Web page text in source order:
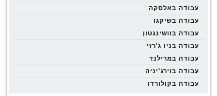
עבודה באלסקה
עבודה בשיקגו
עבודה בוושינגטון
עבודה בניו ג'רזי
עבודה במרילנד
עבודה בוירג'יניה
עבודה בקולורדו